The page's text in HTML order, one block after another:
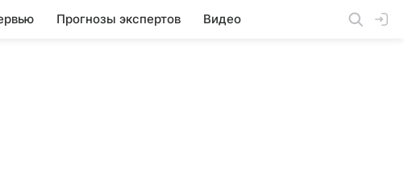
Прогнозы экспертов Видео